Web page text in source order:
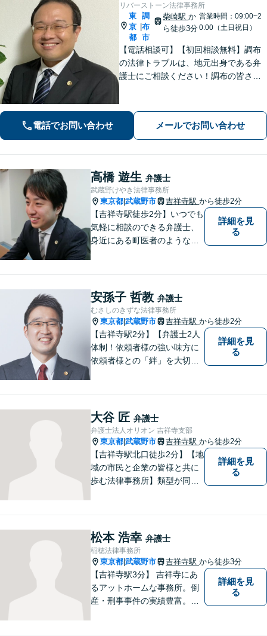
リバーストーン法律事務所
東
京
都
|
調
布
市
柴崎駅か
ら徒歩3分
営業時間：09:00~2
0:00（土日祝日）
【電話相談可】【初回相談無料】調布
の法律トラブルは、地元出身である弁
護士にご相談ください！調布の皆さま
とでも大丈夫ですので、まずはご相談
ください【柴崎駅3分】【出張相談も
可】
電話でお問い合わせ メールでお問い合わせ
高橋 遊生 弁護士
武蔵野けやき法律事務所
東京都 武蔵野市 吉祥寺駅 から徒歩2分
【吉祥寺駅徒歩2分】いつでも
気軽に相談のできる弁護士、
身近にある町医者のような弁
みます。お気軽にご相談くだ
さい。
詳細を見
る
安孫子 哲教 弁護士
むさしのきずな法律事務所
東京都 武蔵野市 吉祥寺駅 から徒歩2分
【吉祥寺駅2分】【弁護士2人
体制！依頼者様の強い味方に
依頼者様との「絆」を大切
回収、企業法務、刑事事件、
インターネットなど
詳細を見
る
大谷 匠 弁護士
弁護士法人オリオン 吉祥寺支部
東京都 武蔵野市 吉祥寺駅 から徒歩2分
【吉祥寺駅北口徒歩2分】【地
域の市民と企業の皆様と共に
歩む法律事務所】類型が同じ
を図ります。お困りごとがあ
ればお気軽にご相談くださ
い！
詳細を見
る
松本 浩幸 弁護士
稲穂法律事務所
東京都 武蔵野市 吉祥寺駅 から徒歩3分
【吉祥寺駅3分】 吉祥寺にあ
るアットホームな事務所。倒
産・刑事事件の実績豊富。
詳細を見
る